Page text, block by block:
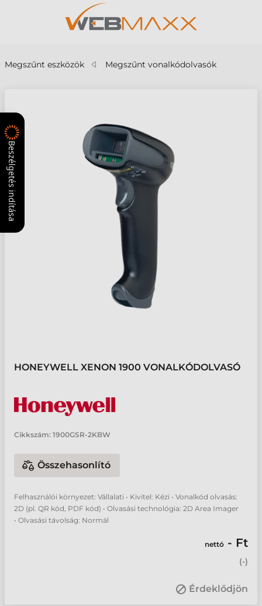
Megszűnt eszközök Megszűnt vonalkódolvasók
HONEYWELL XENON 1900 VONALKÓDOLVASÓ
Cikkszám: 1900GSR-2KBW
Összehasonlító
Felhasználói környezet: Vállalati • Kivitel: Kézi • Vonalkód olvasás:
2D (pl. QR kód, PDF kód) • Olvasási technológia: 2D Area Imager
• Olvasási távolság: Normál
nettó - Ft
(-)
Érdeklődjön
Beszélgetés indítása